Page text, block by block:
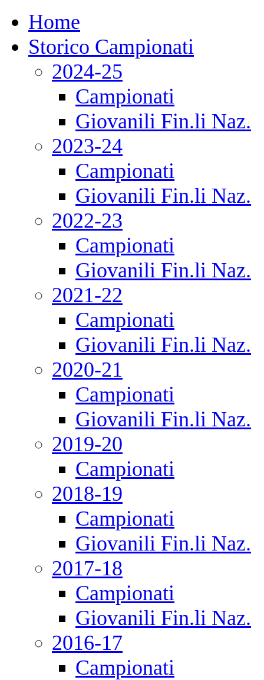
Home
Storico Campionati
2024-25
Campionati
Giovanili Fin.li Naz.
2023-24
Campionati
Giovanili Fin.li Naz.
2022-23
Campionati
Giovanili Fin.li Naz.
2021-22
Campionati
Giovanili Fin.li Naz.
2020-21
Campionati
Giovanili Fin.li Naz.
2019-20
Campionati
2018-19
Campionati
Giovanili Fin.li Naz.
2017-18
Campionati
Giovanili Fin.li Naz.
2016-17
Campionati